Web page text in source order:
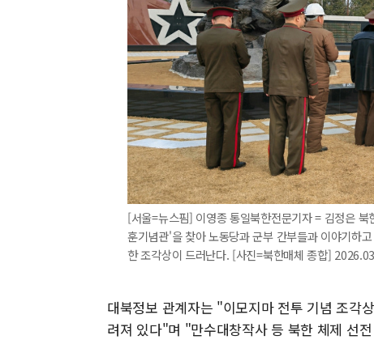
[서울=뉴스핌] 이영종 통일북한전문기자 = 김정은
훈기념관'을 찾아 노동당과 군부 간부들과 이야기하
한 조각상이 드러난다. [사진=북한매체 종합]
대북정보 관계자는 "이모지마 전투 기념 조각
려져 있다"며 "만수대창작사 등 북한 체제 선